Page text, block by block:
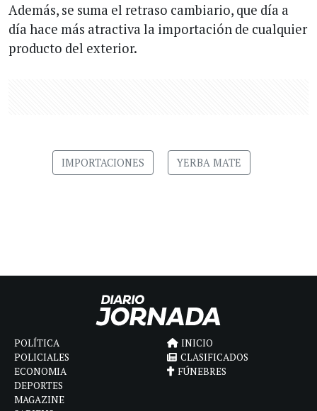
Además, se suma el retraso cambiario, que día a
día hace más atractiva la importación de cualquier
producto del exterior.
IMPORTACIONES YERBA MATE
POLÍTICA
POLICIALES
ECONOMIA
DEPORTES
MAGAZINE
INICIO
CLASIFICADOS
FÚNEBRES